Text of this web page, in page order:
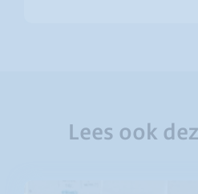
Lees ook